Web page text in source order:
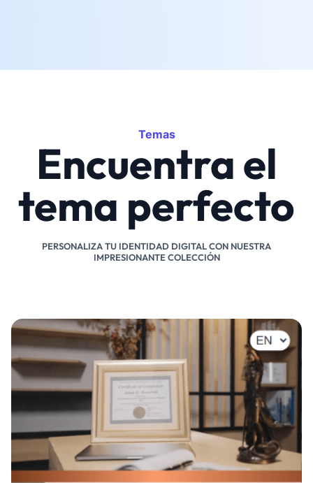
Temas
Encuentra el
tema perfecto
PERSONALIZA TU IDENTIDAD DIGITAL CON NUESTRA
IMPRESIONANTE COLECCIÓN